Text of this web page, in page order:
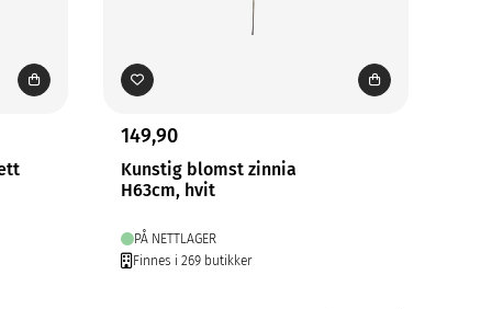
149,90
Kunstig blomst zinnia
H63cm, hvit
PÅ NETTLAGER
Finnes i 269 butikker